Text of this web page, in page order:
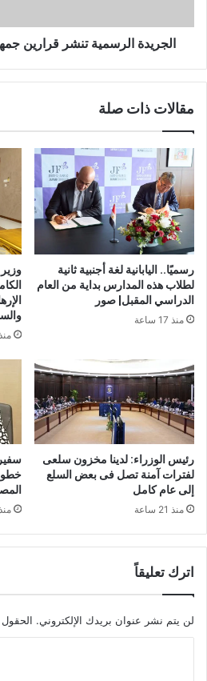
الجريدة الرسمية تنشر قرارين
مقالات ذات صلة
رسميًا.. اليابانية لغة أجنبية ثانية
لطلاب هذه المدارس بداية من العام
الدراسي المقبل| صور
منذ 17 ساعة
منذ 18
رئيس الوزراء: لدينا مخزون سلعى
لفترات آمنة تصل فى بعض السلع
إلى عام كامل
منذ 21 ساعة منذ 21 ساعة
اترك تعليقاً
لن يتم نشر عنوان بريدك الإلكتروني. الحقول